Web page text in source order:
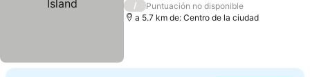
/
Puntuación no disponible
a 5.7 km de: Centro de la ciudad